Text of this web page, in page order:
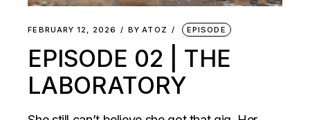
FEBRUARY 12, 2026 BY ATOZ EPISODE
EPISODE 02 | THE
LABORATORY